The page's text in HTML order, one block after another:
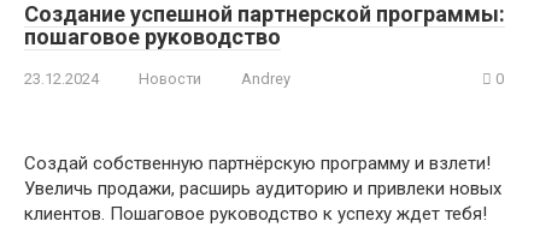
Создание успешной партнерской программы:
пошаговое руководство
23.12.2024 Новости Andrey 0
Создай собственную партнёрскую программу и взлети!
Увеличь продажи, расширь аудиторию и привлеки новых
клиентов. Пошаговое руководство к успеху ждет тебя!